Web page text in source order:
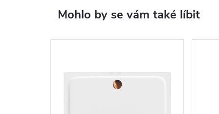
Mohlo by se vám také líbit